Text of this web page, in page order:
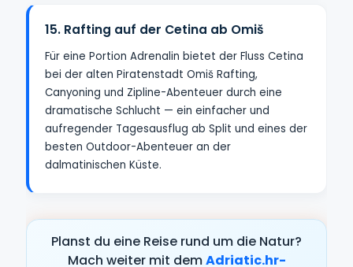
15. Rafting auf der Cetina ab Omiš
Für eine Portion Adrenalin bietet der Fluss Cetina
bei der alten Piratenstadt Omiš Rafting,
Canyoning und Zipline-Abenteuer durch eine
dramatische Schlucht — ein einfacher und
aufregender Tagesausflug ab Split und eines der
besten Outdoor-Abenteuer an der
dalmatinischen Küste.
Planst du eine Reise rund um die Natur?
Mach weiter mit demAdriatic.hr-